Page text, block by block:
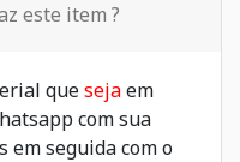
este item ?
quesejaem
com sua
em seguida com o